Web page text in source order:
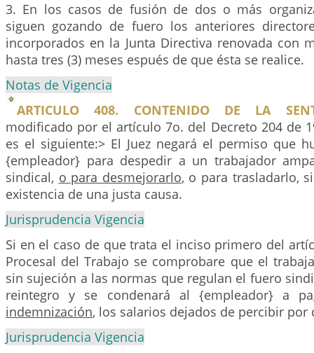
3. En los casos de fusión de dos o más
siguen gozando de fuero los anteriores
incorporados en la Junta Directiva renovada con
hasta tres (3) meses espués de que ésta se realice.
Notas de Vigencia
ARTICULO 408. CONTENIDO DE LA
modificado por el artículo 7o. del Decreto 204 de
es el siguiente:> El Juez negará el permiso que
{empleador} para despedir a un trabajador
sindical, o para desmejorarlo, o para trasladarlo,
existencia de una justa causa.
Jurisprudencia Vigencia
Si en el caso de que trata el inciso primero del
Procesal del Trabajo se comprobare que el
sin sujeción a las normas que regulan el fuero
reintegro y se condenará al {empleador} a
indemnización, los salarios dejados de percibir por
Jurisprudencia Vigencia